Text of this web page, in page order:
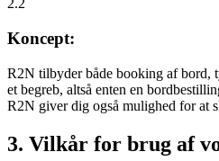
2.2
Koncept:
R2N tilbyder både booking af bord,
et begreb, altså enten en
R2N giver dig også mulighed for at
3. Vilkår for brug af